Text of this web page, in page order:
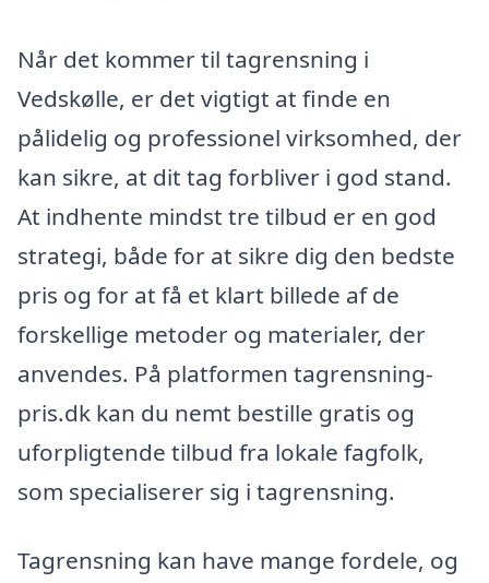
Når det kommer til tagrensning i
Vedskølle, er det vigtigt at finde en
pålidelig og professionel virksomhed, der
kan sikre, at dit tag forbliver i god stand.
At indhente mindst tre tilbud er en god
strategi, både for at sikre dig den bedste
pris og for at få et klart billede af de
forskellige metoder og materialer, der
anvendes. På platformen tagrensning-
pris.dk kan du nemt bestille gratis og
uforpligtende tilbud fra lokale fagfolk,
som specialiserer sig i tagrensning.
Tagrensning kan have mange fordele, og